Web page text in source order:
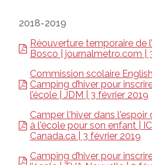
2018-2019
Réouverture temporaire de
Bosco | journalmetro.com |
Commission scolaire
Camping d’hiver pour
l’école | JDM | 3 février 2019
Camper l'hiver dans l'espoir
à l'école pour son enfant |
Canada.ca | 3 février 2019
Camping d’hiver pour